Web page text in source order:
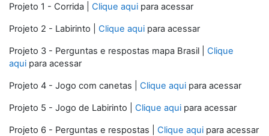
Projeto 1 - Corrida | Clique aqui para acessar
Projeto 2 - Labirinto | Clique aqui para acessar
Projeto 3 - Perguntas e respostas mapa Brasil | Clique
aqui para acessar
Projeto 4 - Jogo com canetas | Clique aqui para acessar
Projeto 5 - Jogo de Labirinto | Clique aqui para acessar
Projeto 6 - Perguntas e respostas | Clique aqui para acessar